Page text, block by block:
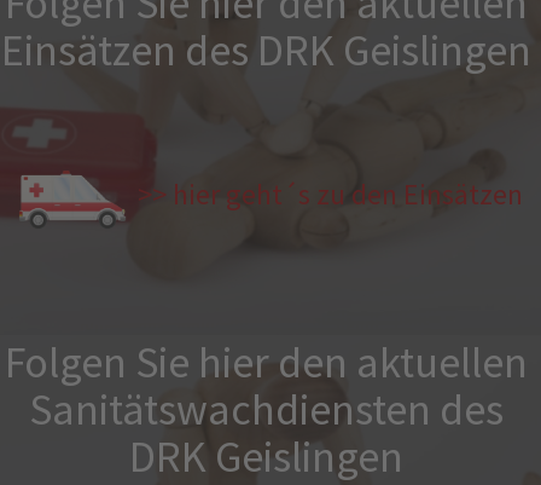
Einsätzen des DRK Geislingen
>> hier geht´s zu den Einsätzen
Folgen Sie hier den aktuellen
Sanitätswachdiensten des
DRK Geislingen